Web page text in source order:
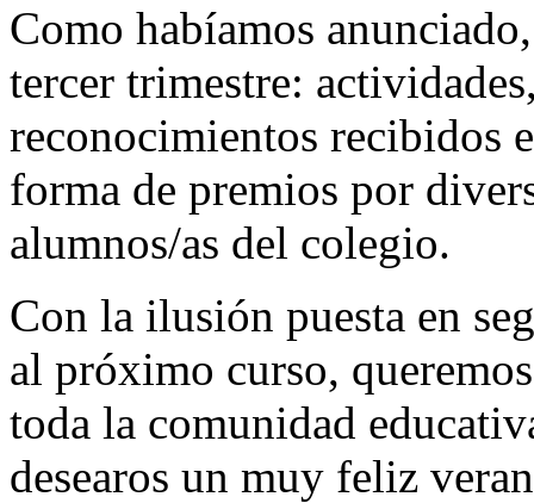
Como habíamos
tercer trimestre:
reconocimientos recibidos
forma de premios por
alumnos/as del colegio.
Con la ilusión puesta en
al próximo curso,
toda la comunidad
desearos un muy feliz